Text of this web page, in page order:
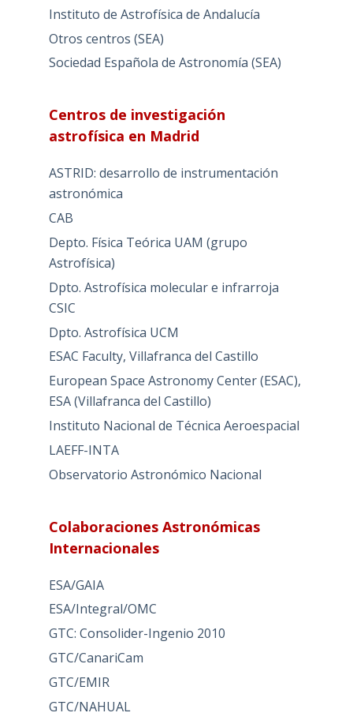
Instituto de Astrofísica de Andalucía
Otros centros (SEA)
Sociedad Española de Astronomía (SEA)
Centros de investigación
astrofísica en Madrid
ASTRID: desarrollo de instrumentación
astronómica
CAB
Depto. Física Teórica UAM (grupo
Astrofísica)
Dpto. Astrofísica molecular e infrarroja
CSIC
Dpto. Astrofísica UCM
ESAC Faculty, Villafranca del Castillo
European Space Astronomy Center (ESAC),
ESA (Villafranca del Castillo)
Instituto Nacional de Técnica Aeroespacial
LAEFF-INTA
Observatorio Astronómico Nacional
Colaboraciones Astronómicas
Internacionales
ESA/GAIA
ESA/Integral/OMC
GTC: Consolider-Ingenio 2010
GTC/CanariCam
GTC/EMIR
GTC/NAHUAL